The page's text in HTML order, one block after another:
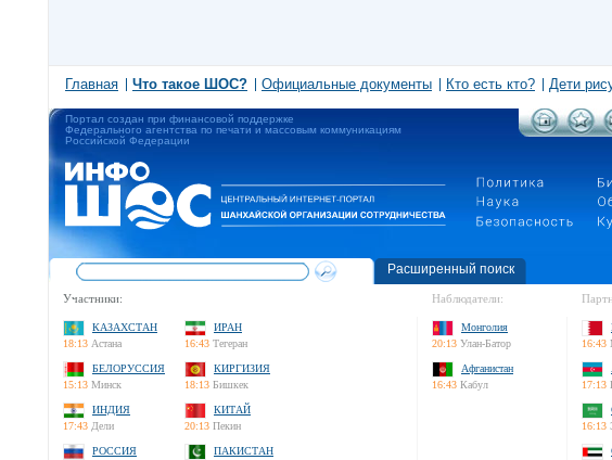
Главная Что такое ШОС? Официальные документы Кто есть кто? Дети
Портал создан при финансовой поддержке
Федерального агентства по печати и массовым коммуникациям
Российской Федерации
Расширенный поиск
Участники:
КАЗАХСТАН
18:13 Астана
ИРАН
16:43 Тегеран
БЕЛОРУССИЯ
15:13 Минск
КИРГИЗИЯ
18:13 Бишкек
ИНДИЯ
17:43 Дели
КИТАЙ
20:13 Пекин
РОССИЯ
ПАКИСТАН
Наблюдатели:
Монголия
20:13 Улан-Батор
Афганистан
16:43 Кабул
16:43
17:13
16:13